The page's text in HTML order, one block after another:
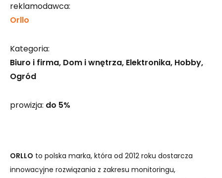
reklamodawca:
Orllo
Kategoria:
Biuro i firma Dom i wnętrza Elektronika Hobby
Ogród
prowizja: do 5%
ORLLO to polska marka, która od 2012 roku dostarcza
innowacyjne rozwiązania z zakresu monitoringu,